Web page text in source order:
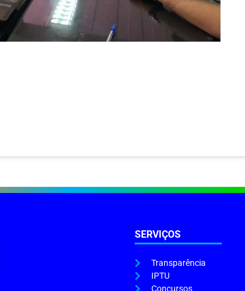
SERVIÇOS
Transparência
IPTU
Concursos